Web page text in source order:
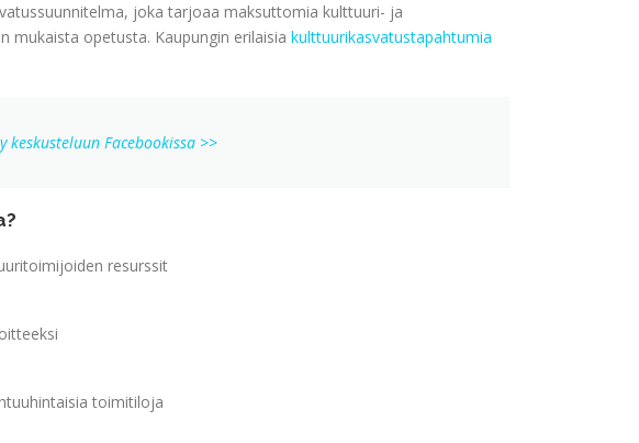
joka tarjoaa maksuttomia kulttuuri- ja
mukaista opetusta. Kaupungin erilaisia kulttuurikasvatustapahtumia
keskusteluun Facebookissa >>
resurssit
toimitiloja